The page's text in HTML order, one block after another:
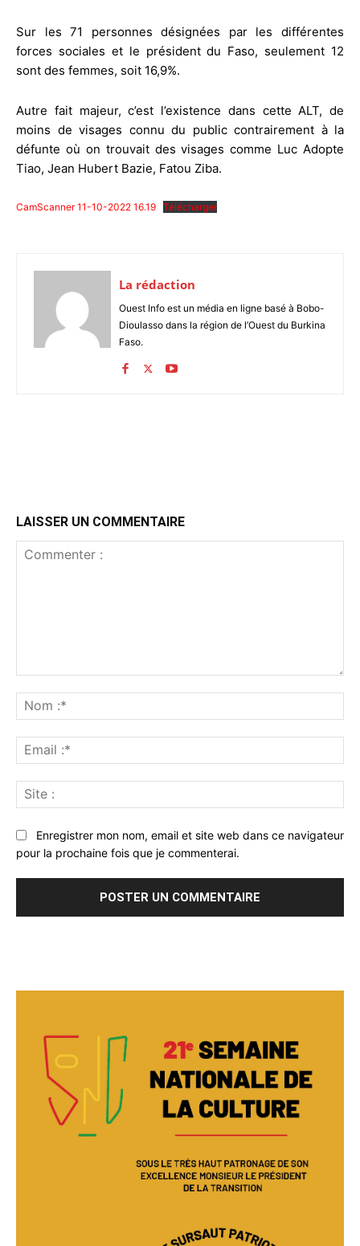
Sur les 71 personnes désignées par les différentes
forces sociales et le président du Faso, seulement 12
sont des femmes, soit 16,9%.
Autre fait majeur, c’est l’existence dans cette ALT, de
moins de visages connu du public contrairement à la
défunte où on trouvait des visages comme Luc Adopte
Tiao, Jean Hubert Bazie, Fatou Ziba.
CamScanner 11-10-2022 16.19 Télécharger
La rédaction
Ouest Info est un média en ligne basé à Bobo-
Dioulasso dans la région de l’Ouest du Burkina
Faso.
LAISSER UN COMMENTAIRE
:*
:*
:
Enregistrer mon nom, email et site web dans ce navigateur
pour la prochaine fois que je commenterai.